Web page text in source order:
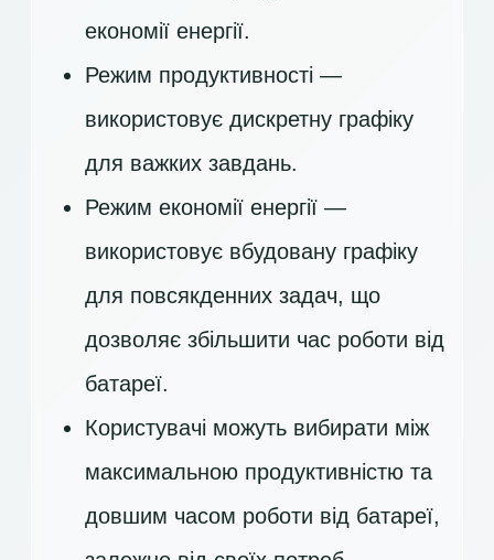
економії енергії.
Режим продуктивності —
використовує дискретну графіку
для важких завдань.
Режим економії енергії —
використовує вбудовану графіку
для повсякденних задач, що
дозволяє збільшити час роботи від
батареї.
Користувачі можуть вибирати між
максимальною продуктивністю та
довшим часом роботи від батареї,